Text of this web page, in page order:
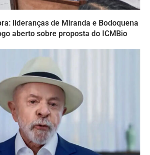
lideranças de Miranda e Bodoquena
aberto sobre proposta do ICMBio